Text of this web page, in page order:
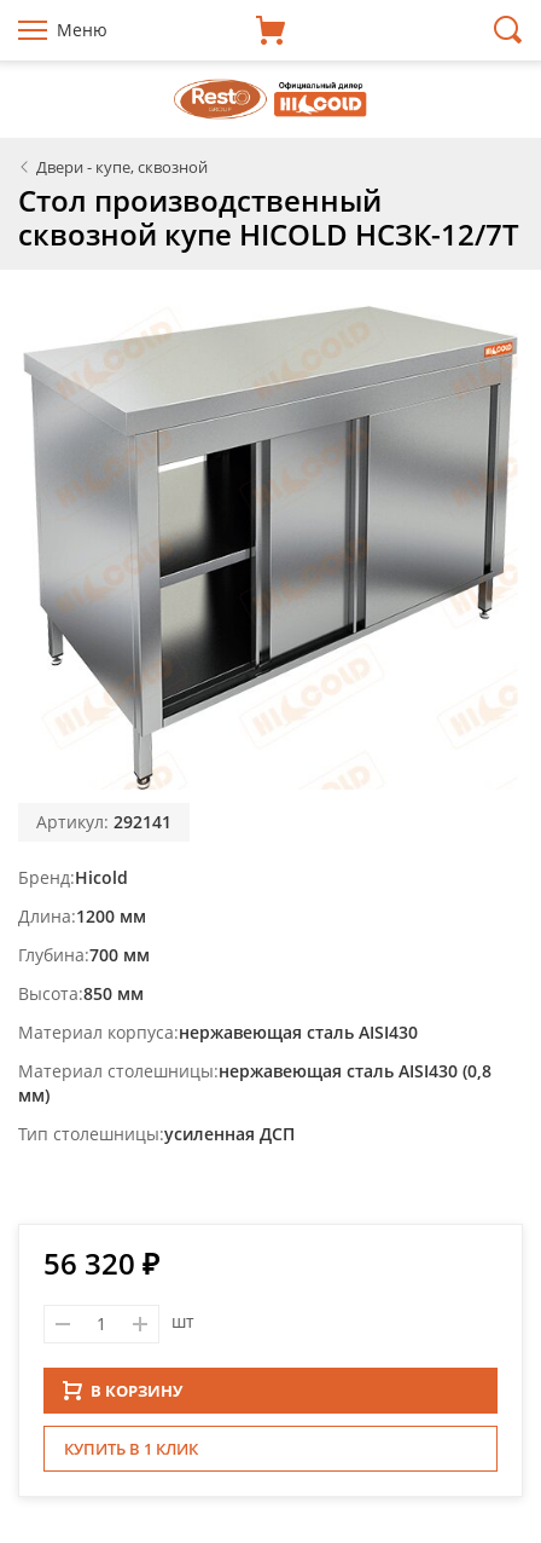
Меню
Двери - купе, сквозной
Стол производственный
сквозной купе HICOLD НСЗК-12/7Т
Артикул: 292141
Бренд Hicold
Длина 1200 мм
Глубина 700 мм
Высота 850 мм
Материал корпуса нержавеющая сталь AISI430
Материал столешницы нержавеющая сталь AISI430 (0,8
мм)
Тип столешницы усиленная ДСП
56 320 ₽
шт
В КОРЗИНУ
КУПИТЬ В 1 КЛИК